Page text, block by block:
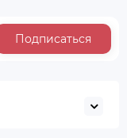
Подписаться